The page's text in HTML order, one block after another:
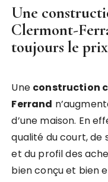
Une
Clermont-
toujours le prix
Une construction
Ferrand
d’une maison. En
qualité du court, de
et du profil des
bien conçu et bien